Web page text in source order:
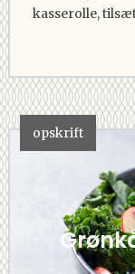
kasserolle,
opskrift